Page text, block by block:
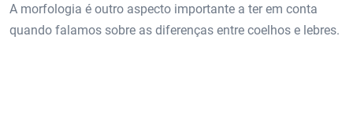
A morfologia é outro aspecto importante a ter em conta
quando falamos sobre as diferenças entre coelhos e lebres.